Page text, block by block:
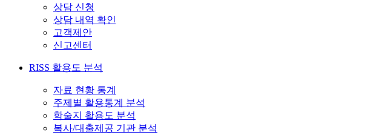
상담 신청
상담 내역 확인
고객제안
신고센터
RISS 활용도 분석
자료 현황 통계
주제별 활용통계 분석
학술지 활용도 분석
복사/대출제공 기관 분석